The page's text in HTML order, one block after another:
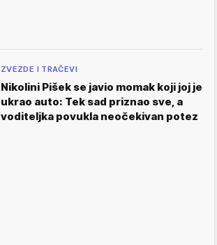
ZVEZDE I TRAČEVI
Nikolini Pišek se javio momak koji joj je
ukrao auto: Tek sad priznao sve, a
voditeljka povukla neočekivan potez